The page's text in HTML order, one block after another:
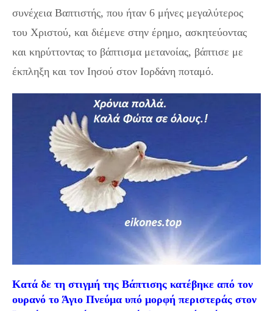
συνέχεια Βαπτιστής, που ήταν 6 μήνες μεγαλύτερος
του Χριστού, και διέμενε στην έρημο, ασκητεύοντας
και κηρύττοντας το βάπτισμα μετανοίας, βάπτισε με
έκπληξη και τον Ιησού στον Ιορδάνη ποταμό.
Κατά δε τη στιγμή της Βάπτισης κατέβηκε από τον
ουρανό το Άγιο Πνεύμα υπό μορφή περιστεράς στον